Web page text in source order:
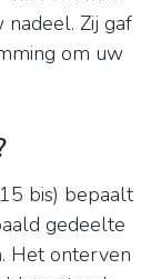
Zij gaf
om uw
bis) bepaalt
gedeelte
Het onterven